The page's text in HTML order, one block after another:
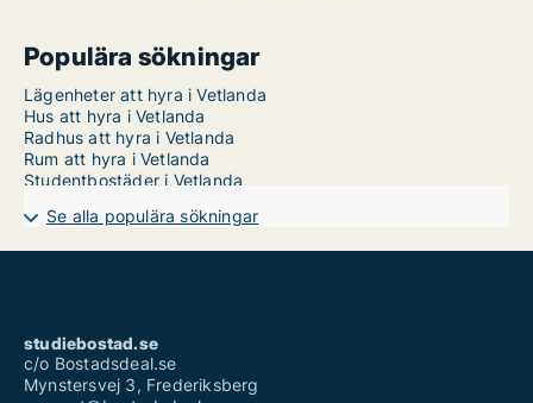
Populära sökningar
Lägenheter att hyra i Vetlanda
Hus att hyra i Vetlanda
Radhus att hyra i Vetlanda
Rum att hyra i Vetlanda
Studentbostäder i Vetlanda
Se alla populära sökningar
studiebostad.se
c/o Bostadsdeal.se
Mynstersvej 3, Frederiksberg